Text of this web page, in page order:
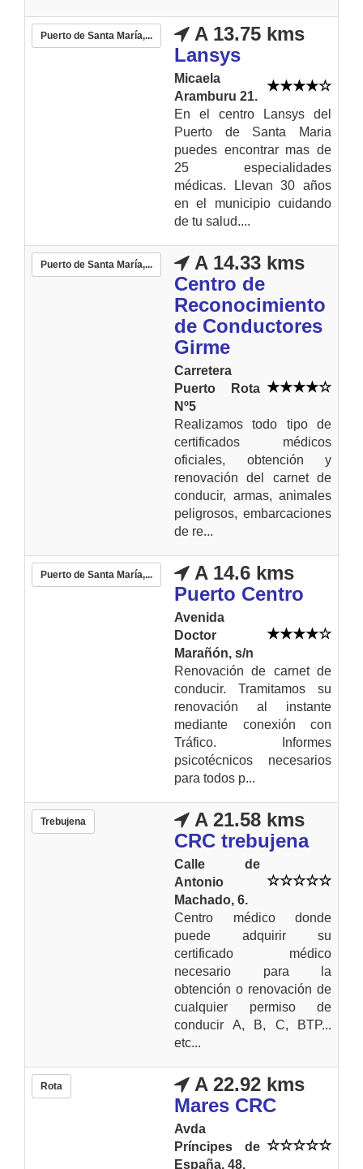
Puerto de Santa María,...
A 13.75 kms
Lansys
Micaela
Aramburu 21.
En el centro Lansys del
Puerto de Santa Maria
puedes encontrar mas de
25 especialidades
médicas. Llevan 30 años
en el municipio cuidando
de tu salud....
Puerto de Santa María,...
A 14.33 kms
Centro de
Reconocimiento
de Conductores
Girme
Carretera
Puerto Rota
Nº5
Realizamos todo tipo de
certificados médicos
oficiales, obtención y
renovación del carnet de
conducir, armas, animales
peligrosos, embarcaciones
de re...
Puerto de Santa María,...
A 14.6 kms
Puerto Centro
Avenida
Doctor
Marañón, s/n
Renovación de carnet de
conducir. Tramitamos su
renovación al instante
mediante conexión con
Tráfico. Informes
psicotécnicos necesarios
para todos p...
Trebujena
A 21.58 kms
CRC trebujena
Calle de
Antonio
Machado, 6.
Centro médico donde
puede adquirir su
certificado médico
necesario para la
obtención o renovación de
cualquier permiso de
conducir A, B, C, BTP...
etc...
Rota
A 22.92 kms
Mares CRC
Avda
Príncipes de
España, 48.